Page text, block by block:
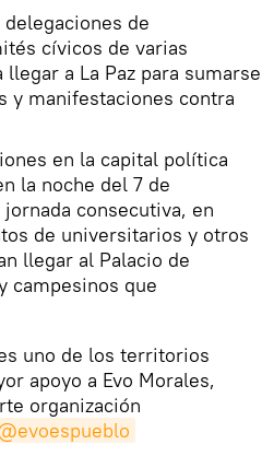
de
cívicos de varias
a La Paz para sumarse
y manifestaciones contra
en la capital política
la noche del 7 de
consecutiva, en
de universitarios y otros
llegar al Palacio de
campesinos que
uno de los territorios
apoyo a Evo Morales,
organización